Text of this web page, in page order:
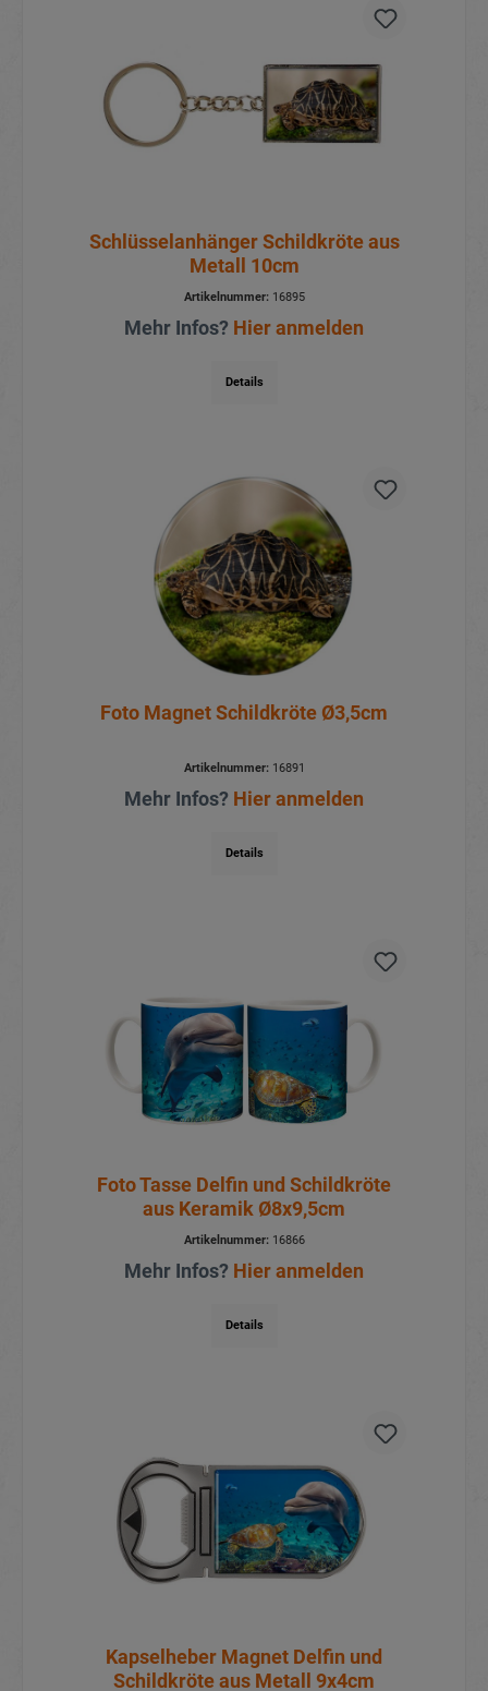
Schlüsselanhänger Schildkröte aus
Metall 10cm
Artikelnummer:16895
Mehr Infos? Hier anmelden
Details
Foto Magnet Schildkröte Ø3,5cm
Artikelnummer:16891
Mehr Infos? Hier anmelden
Details
Foto Tasse Delfin und Schildkröte
aus Keramik Ø8x9,5cm
Artikelnummer:16866
Mehr Infos? Hier anmelden
Details
Kapselheber Magnet Delfin und
Schildkröte aus Metall 9x4cm